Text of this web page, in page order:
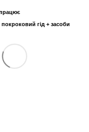
гід + засоби